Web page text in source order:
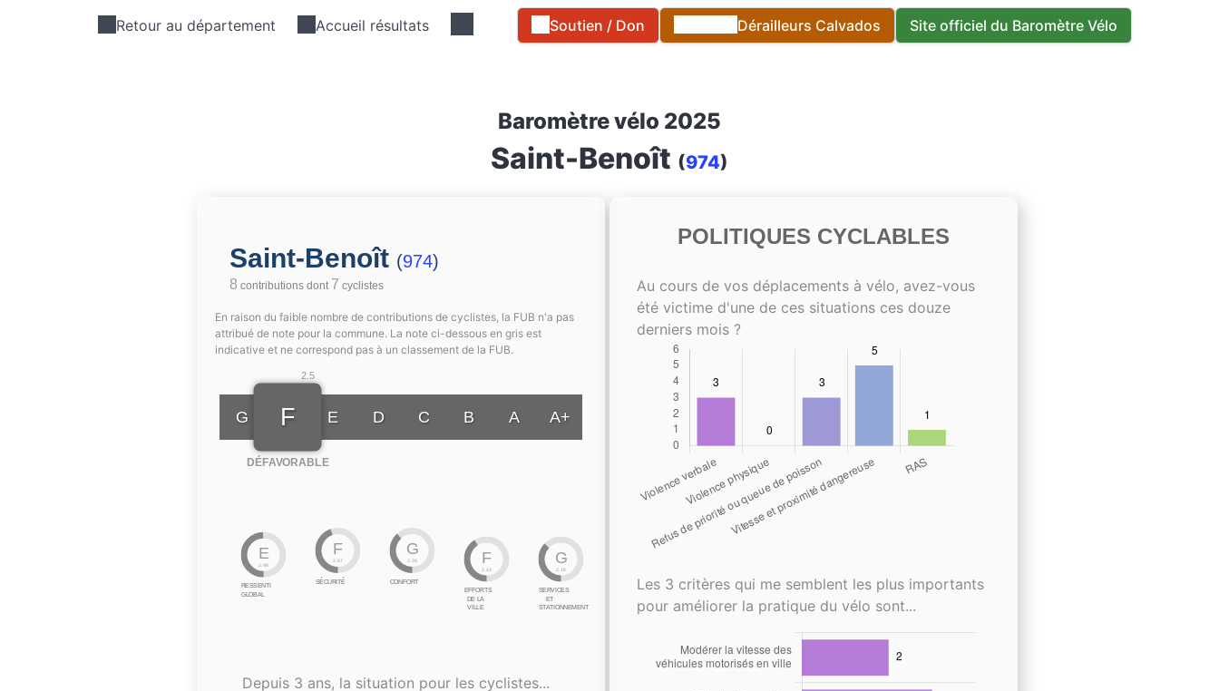
Retour au département Accueil résultats Soutien / Don Dérailleurs Calvados Site officiel du Baromètre Vélo
Baromètre vélo 2025
Saint-Benoît (974)
Saint-Benoît (974)
8 contributions dont 7 cyclistes
En raison du faible nombre de contributions de cyclistes, la FUB n'a pas
attribué de note pour la commune. La note ci-dessous en gris est
indicative et ne correspond pas à un classement de la FUB.
G
2.5
F
DÉFAVORABLE
E D C B A A+
E
2.98
RESSENTI
GLOBAL
F
2.67
SÉCURITÉ
G
2.26
CONFORT
F
2.43
EFFORTS
DE LA
VILLE
G
2.18
SERVICES
ET
STATIONNEMENT
Depuis 3 ans, la situation pour les cyclistes...
POLITIQUES CYCLABLES
Au cours de vos déplacements à vélo, avez-vous
été victime d'une de ces situations ces douze
derniers mois ?
Les 3 critères qui me semblent les plus importants
pour améliorer la pratique du vélo sont...